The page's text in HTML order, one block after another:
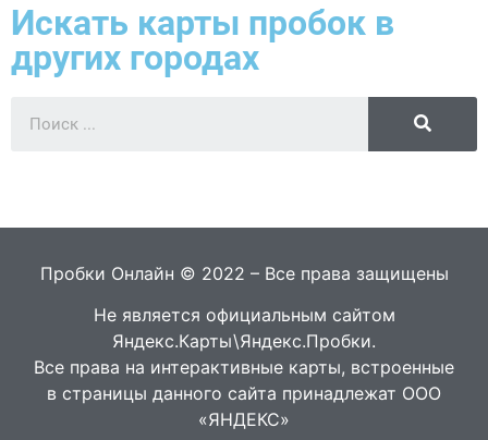
Искать карты пробок в
других городах
Пробки Онлайн © 2022 – Все права защищены
Не является официальным сайтом
Яндекс.Карты\Яндекс.Пробки.
Все права на интерактивные карты, встроенные
в страницы данного сайта принадлежат ООО
«ЯНДЕКС»